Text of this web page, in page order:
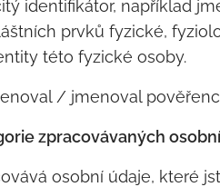
identifikátor, například
prvků fyzické,
této fyzické osoby.
/ jmenoval
zpracovávaných
osobní údaje, které